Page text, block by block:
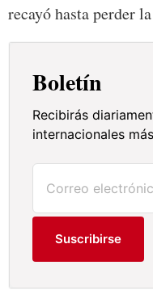
recayó hasta perder
Boletín
Recibirás
internacionales
Suscribirse